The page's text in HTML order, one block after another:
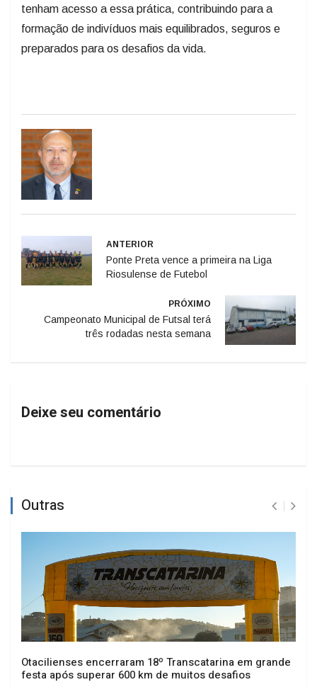
tenham acesso a essa prática, contribuindo para a
formação de indivíduos mais equilibrados, seguros e
preparados para os desafios da vida.
ANTERIOR
Ponte Preta vence a primeira na Liga
Riosulense de Futebol
PRÓXIMO
Campeonato Municipal de Futsal terá
três rodadas nesta semana
Deixe seu comentário
Outras
Otacilienses encerraram 18º Transcatarina em grande
festa após superar 600 km de muitos desafios